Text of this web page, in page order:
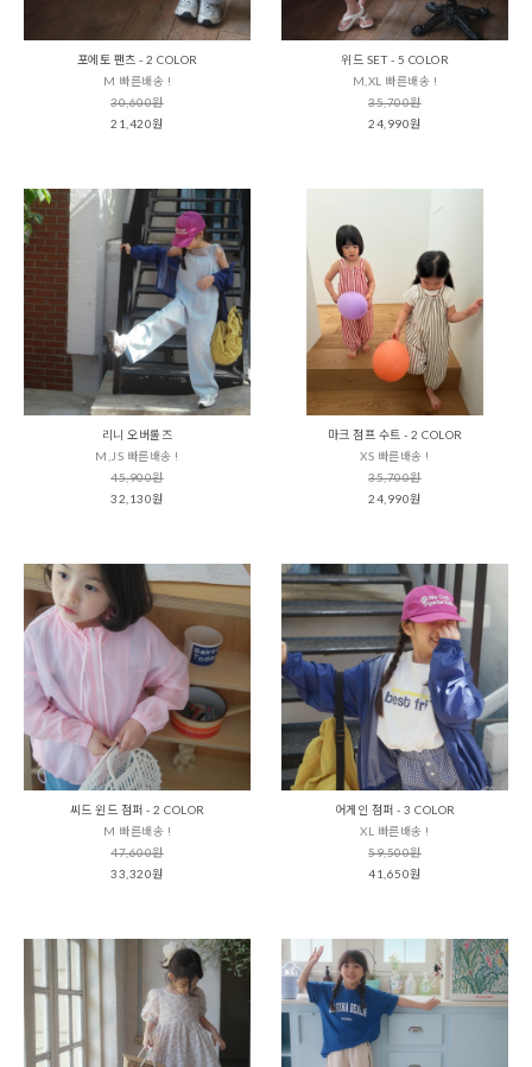
포에토 팬츠 - 2 COLOR
M 빠른배송 !
30,600원
21,420원
위드 SET - 5 COLOR
M,XL 빠른배송 !
35,700원
24,990원
리니 오버롤즈
M,JS 빠른배송 !
45,900원
32,130원
마크 점프 수트 - 2 COLOR
XS 빠른배송 !
35,700원
24,990원
씨드 윈드 점퍼 - 2 COLOR
M 빠른배송 !
47,600원
33,320원
어게인 점퍼 - 3 COLOR
XL 빠른배송 !
59,500원
41,650원